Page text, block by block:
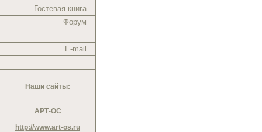
Гостевая книга
Форум
E-mail
Наши сайты:
АРТ-ОС
http://www.art-os.ru